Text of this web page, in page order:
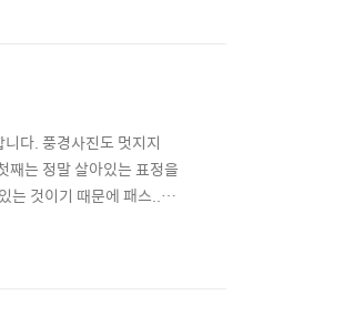
다. 풍경사진도 멋지지
째는 정말 살아있는 표정을
는 것이기 때문에 패스...
자분들이 가장 많이 하